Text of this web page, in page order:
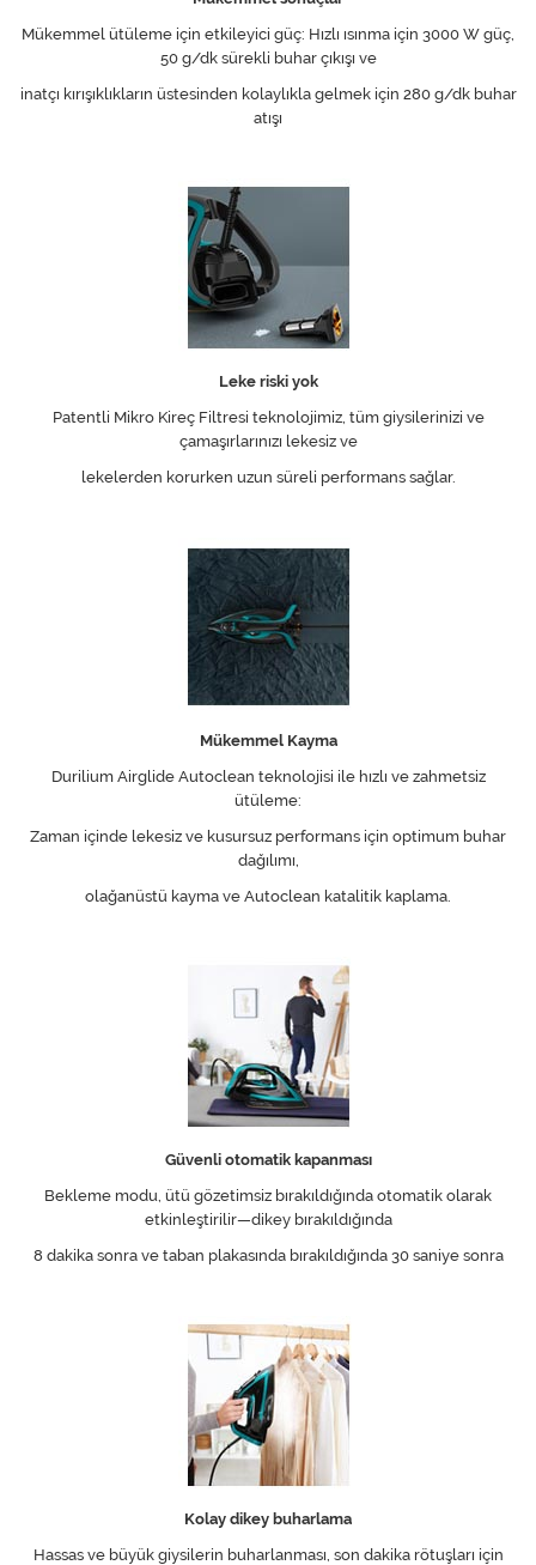
Mükemmel ütüleme için etkileyici güç: Hızlı ısınma için 3000 W güç,
50 g/dk sürekli buhar çıkışı ve
inatçı kırışıklıkların üstesinden kolaylıkla gelmek için 280 g/dk buhar
atışı
Leke riski yok
Patentli Mikro Kireç Filtresi teknolojimiz, tüm giysilerinizi ve
çamaşırlarınızı lekesiz ve
lekelerden korurken uzun süreli performans sağlar.
Mükemmel Kayma
Durilium Airglide Autoclean teknolojisi ile hızlı ve zahmetsiz
ütüleme:
Zaman içinde lekesiz ve kusursuz performans için optimum buhar
dağılımı,
olağanüstü kayma ve Autoclean katalitik kaplama.
Güvenli otomatik kapanması
Bekleme modu, ütü gözetimsiz bırakıldığında otomatik olarak
etkinleştirilir—dikey bırakıldığında
8 dakika sonra ve taban plakasında bırakıldığında 30 saniye sonra
Kolay dikey buharlama
Hassas ve büyük giysilerin buharlanması, son dakika rötuşları için